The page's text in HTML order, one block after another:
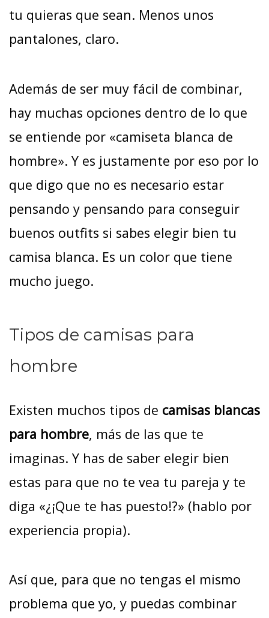
tu quieras que sean. Menos unos
pantalones, claro.
Además de ser muy fácil de combinar,
hay muchas opciones dentro de lo que
se entiende por «camiseta blanca de
hombre». Y es justamente por eso por lo
que digo que no es necesario estar
pensando y pensando para conseguir
buenos outfits si sabes elegir bien tu
camisa blanca. Es un color que tiene
mucho juego.
Tipos de camisas para
hombre
Existen muchos tipos de camisas blancas
para hombre, más de las que te
imaginas. Y has de saber elegir bien
estas para que no te vea tu pareja y te
diga «¿¡Que te has puesto!?» (hablo por
experiencia propia).
Así que, para que no tengas el mismo
problema que yo, y puedas combinar